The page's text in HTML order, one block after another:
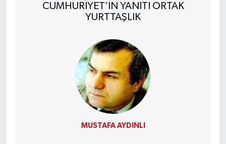
CUMHURİYET’İN YANITI ORTAK
YURTTAŞLIK
MUSTAFA AYDINLI